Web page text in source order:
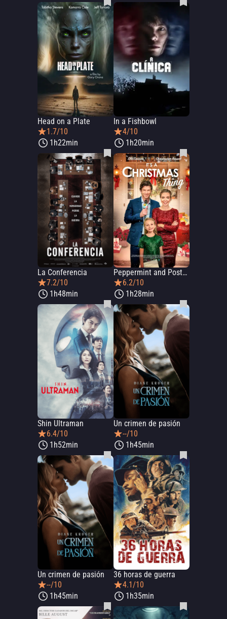
Head on a Plate
1.7/10
1h22min
In a Fishbowl
4/10
1h20min
La Conferencia
7.2/10
1h48min
Peppermint and Postcards
6.2/10
1h28min
Shin Ultraman
6.4/10
1h52min
Un crimen de pasión
--/10
1h45min
Un crimen de pasión
--/10
1h45min
36 horas de guerra
4.1/10
1h35min